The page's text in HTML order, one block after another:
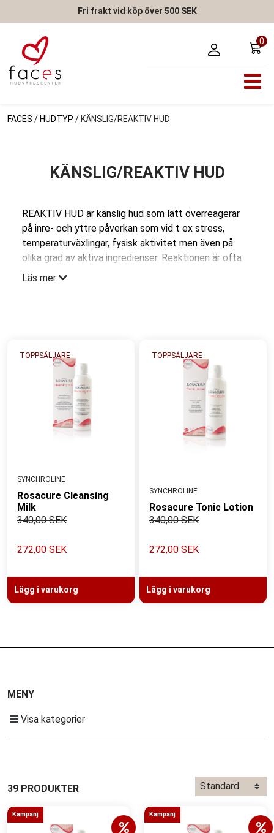
Fri frakt vid köp över 500 SEK
0
FACES / HUDTYP / KÄNSLIG/REAKTIV HUD
KÄNSLIG/REAKTIV HUD
REAKTIV HUD är känslig hud som lätt överreagerar
på inre- och yttre påverkan som vid t ex stress,
temperaturväxlingar, fysisk aktivitet men även på
olika grad av aktiva ingredienser. Reaktionen är ofta
kolpplat till en försvagad hudbarriär som gör huden
Läs mer
TOPPSÄLJARE
SYNCHROLINE
Rosacure Cleansing
Milk
340,00 SEK
272,00 SEK
Lägg i varukorg
TOPPSÄLJARE
SYNCHROLINE
Rosacure Tonic Lotion
340,00 SEK
272,00 SEK
Lägg i varukorg
MENY
Visa kategorier
39 PRODUKTER
Kampanj Kampanj